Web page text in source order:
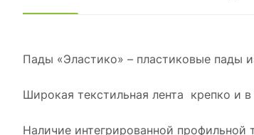
Пады «Эластико» – пластиковые пады
Широкая текстильная лента крепко и
Наличие интегрированной профильной